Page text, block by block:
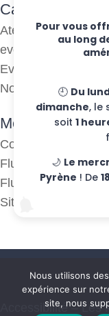
Categories
Ateliers hebdo
evenements
Eventos
Non classifié(e)
Meta
Connexion
Flux des
Flux des
Site de WordPress-
Accessibilité – Les
Pour vous
au long
🕘 Du
dimanche, le
soit 1
🌙 Le
Pyrène ! De
Nous utilisons
expérience sur
site, nous